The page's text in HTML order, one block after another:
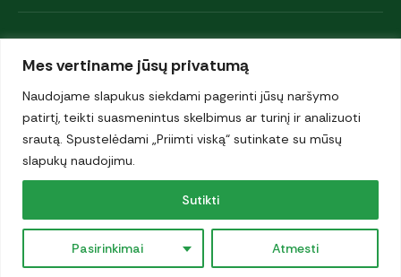
Mes vertiname jūsų privatumą
Naudojame slapukus siekdami pagerinti jūsų naršymo
patirtį, teikti suasmenintus skelbimus ar turinį ir analizuoti
srautą. Spustelėdami „Priimti viską“ sutinkate su mūsų
slapukų naudojimu.
Pasirinkimai Atmesti
Sutikti
Privatumo politika
·
Slapukai